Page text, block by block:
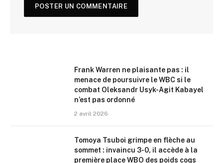
Frank Warren ne plaisante pas : il
menace de poursuivre le WBC si le
combat Oleksandr Usyk-Agit Kabayel
n’est pas ordonné
2 avril 2026
Tomoya Tsuboi grimpe en flèche au
sommet : invaincu 3-0, il accède à la
première place WBO des poids coqs